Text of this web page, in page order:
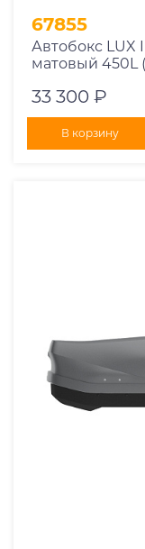
67855
Автобокс LUX
матовый 450L
33 300 ₽
В корзину